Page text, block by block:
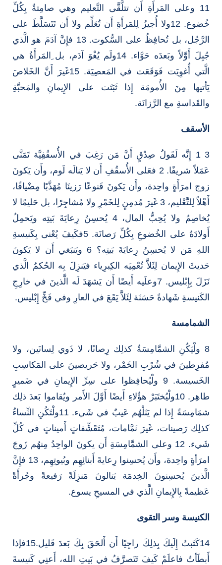
11 وعلى المَرأَةِ أَن تتلَّقَّى التَّعليم وهي صامِتةٌ بِكُلِّ
خُضوع. 12ولا أُجيزُ لِلمَرأَةِ أَن تُعَلِّم ولا أَن تَتَسَلَّطَ على
الرَّجُل، بل تُحافِظُ على السُّكوت. 13 فإِنَّ آدَمَ هو الَّذي
جُبِلَ أَوَّلاً وبَعدَه حَوَّاء. 14ولَم يُغْوَ آدَم، بل ِالمَرأَةُ هي
الَّتي أُغوِيَت فَوَقَعَت في المَعصِيَة. 15غَيرَ أَنَّ الخَلاصَ
يَأتيها مِنَ الأُمومَة إِذا ثَبَتَت على الإِيمانِ والمَحبَّةِ
والقَداسةِ مع الرَّزانَة.
الأسقف
3 1 إِنَّه لَقَولُ صِدْقٍ أَنَّ مَن رَغِبَ في الأُسقُفِيَّة تَمَنَّى
عَمَلاً شريفًا. 2 فعَلى الأُسقُفِ أَن لا يَنالَه لَوم، وأَن يَكونَ
زوج امرَأَةٍ واحِدة، وأَن يَكونَ قَنوعًا رَزينَا مُهَذَّبًا مِضْيافًا،
أَهْلاً لِلتَّعْليم، 3 غَيرَ مُدمِنٍ لِلخَمْرِ ولا مُشاجِرًا، بل حَليمًا لا
يُخاصِمُ ولا يُحِبُّ المال، 4 يُحسِنُ رِعايَةَ بَيتِه ويَحمِلُ
أَولادَهُ على الخُضوعِ بِكُلِّ رَصانَة. 5فكَيفَ يُعْنى بِكَنيسةِ
اللهِ مَن لا يُحسِنُ رِعايَةَ بَيتِه؟ 6 ويَنبَغي أَن لا يَكونَ
حَديثَ الإِيمان لِئَلاَّ تُعْمِيَه الكِبرِياء فيَنزِلَ بِه الحُكمُ الَّذي
نَزَلَ بِإِبْليس. 7وعلَيه أَيضًا أَن يَشهَدَ لَه الَّذينَ في خارِجِ
الكَنيسةِ شَهادةً حَسَنَة لِئَلاَّ يَقَعَ في العارِ وفي فَخِّ إِبْليس.
الشمامسة
8 ولْيَكُنِ الشمَّامِسَةُ كذلِك رِصانًا، لا ذَوي لِسانَين، ولا
مُفرِطينَ في شُرْبِ الخَمْر، ولا حَريصينَ على المَكاسِبِ
الخَسيسة. 9 ولْيُحافِظوا على سِرِّ الإِيمانِ في ضَميرٍ
طاهِر. 10ولْيُختَبَرْ هؤُلاءِ أَيضًا أَوَّلَ الأَمر ويُقاموا بَعدَ ذلِك
شمَامِسَةً إِذا لم يَنَلْهُم عَيبٌ في شَيء. 11ولْتَكُنِ النِّساءُ
كذلِك رَصينات، غَيرَ نَمَّامات، مُتَقَشِّفاتٍ أَميناتٍ في كُلِّ
شَيء. 12 وعلى الشمَّامِسَةِ أَن يكونَ الواحِدُ مِنهُم زَوجَ
امرَأةٍ واحِدة، وأَن يُحسِنوا رِعايةَ أَبنائِهِم وبُيوتِهِم، 13 فإِنَّ
الَّذينَ يُحسِنونَ الخِدمَة يَنالونَ مَنزِلَةً رَفيعةً وجُرأَةً
عَظيمةً بِالإِيمانِ الَّذي في المسيحِ يسوع.
الكنيسة وسر التقوى
14كَتَبتُ إِلَيكَ بِذلِكَ راجِيًا أَن أَلحَقَ بِكَ بَعدَ قَليل.15فإذا
أَبطَأتُ فاعلَمْ كَيفَ تَتَصرَّفُ في بَيتِ الله، أَعنِي كَنيسةَ